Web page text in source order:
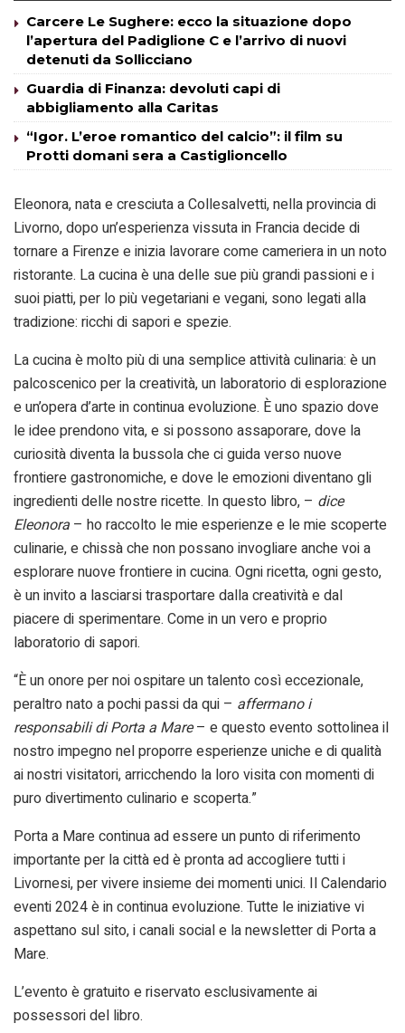
Carcere Le Sughere: ecco la situazione dopo
l’apertura del Padiglione C e l’arrivo di nuovi
detenuti da Sollicciano
Guardia di Finanza: devoluti capi di
abbigliamento alla Caritas
“Igor. L’eroe romantico del calcio”: il film su
Protti domani sera a Castiglioncello
Eleonora, nata e cresciuta a Collesalvetti, nella provincia di
Livorno, dopo un’esperienza vissuta in Francia decide di
tornare a Firenze e inizia lavorare come cameriera in un noto
ristorante. La cucina è una delle sue più grandi passioni e i
suoi piatti, per lo più vegetariani e vegani, sono legati alla
tradizione: ricchi di sapori e spezie.
La cucina è molto più di una semplice attività culinaria: è un
palcoscenico per la creatività, un laboratorio di esplorazione
e un’opera d’arte in continua evoluzione. È uno spazio dove
le idee prendono vita, e si possono assaporare, dove la
curiosità diventa la bussola che ci guida verso nuove
frontiere gastronomiche, e dove le emozioni diventano gli
ingredienti delle nostre ricette. In questo libro, – dice
Eleonora – ho raccolto le mie esperienze e le mie scoperte
culinarie, e chissà che non possano invogliare anche voi a
esplorare nuove frontiere in cucina. Ogni ricetta, ogni gesto,
è un invito a lasciarsi trasportare dalla creatività e dal
piacere di sperimentare. Come in un vero e proprio
laboratorio di sapori.
“È un onore per noi ospitare un talento così eccezionale,
peraltro nato a pochi passi da qui – affermano i
responsabili di Porta a Mare– e questo evento sottolinea il
nostro impegno nel proporre esperienze uniche e di qualità
ai nostri visitatori, arricchendo la loro visita con momenti di
puro divertimento culinario e scoperta.”
Porta a Mare continua ad essere un punto di riferimento
importante per la città ed è pronta ad accogliere tutti i
Livornesi, per vivere insieme dei momenti unici. Il Calendario
eventi 2024 è in continua evoluzione. Tutte le iniziative vi
aspettano sul sito, i canali social e la newsletter di Porta a
Mare.
L’evento è gratuito e riservato esclusivamente ai
possessori del libro.